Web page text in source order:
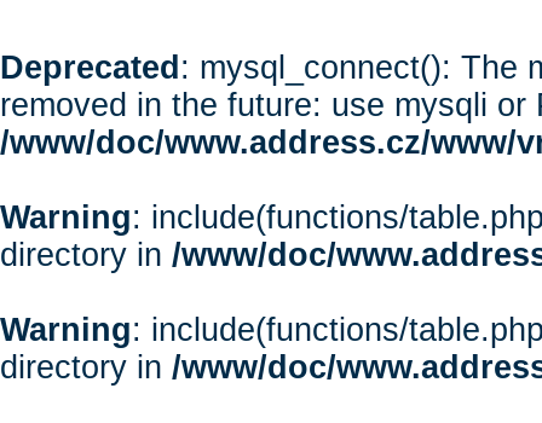
Deprecated : mysql_connect(): The
removed in the future: use mysqli or
/www/doc/www.address.cz/www/
Warning: include(functions/
directory in /www/doc/
Warning: include(functions/
directory in /www/doc/